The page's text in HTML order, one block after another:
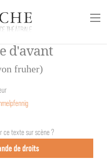
d'avant
fruher)
ce texte sur scène ?
de droits